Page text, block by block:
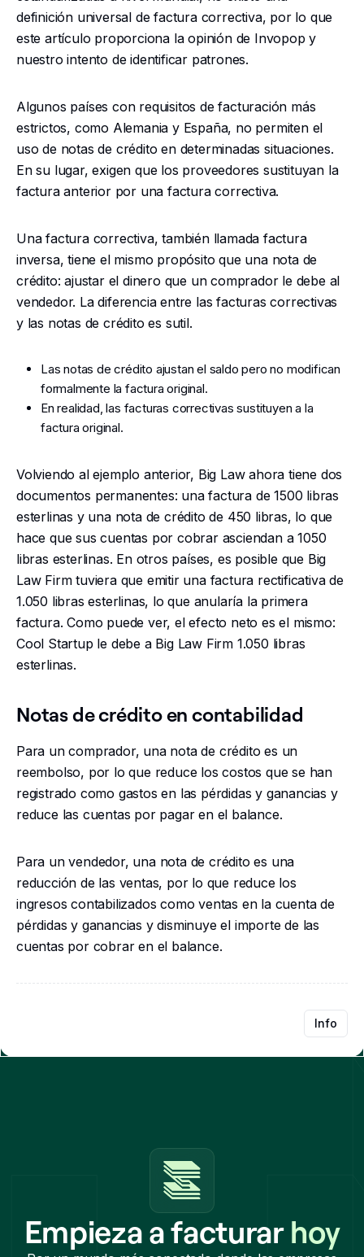
definición universal de factura correctiva, por lo que
este artículo proporciona la opinión de Invopop y
nuestro intento de identificar patrones.
Algunos países con requisitos de facturación más
estrictos, como Alemania y España, no permiten el
uso de notas de crédito en determinadas situaciones.
En su lugar, exigen que los proveedores sustituyan la
factura anterior por una factura correctiva.
Una factura correctiva, también llamada factura
inversa, tiene el mismo propósito que una nota de
crédito: ajustar el dinero que un comprador le debe al
vendedor. La diferencia entre las facturas correctivas
y las notas de crédito es sutil.
Las notas de crédito ajustan el saldo pero no modifican
formalmente la factura original.
En realidad, las facturas correctivas sustituyen a la
factura original.
Volviendo al ejemplo anterior, Big Law ahora tiene dos
documentos permanentes: una factura de 1500 libras
esterlinas y una nota de crédito de 450 libras, lo que
hace que sus cuentas por cobrar asciendan a 1050
libras esterlinas. En otros países, es posible que Big
Law Firm tuviera que emitir una factura rectificativa de
1.050 libras esterlinas, lo que anularía la primera
factura. Como puede ver, el efecto neto es el mismo:
Cool Startup le debe a Big Law Firm 1.050 libras
esterlinas.
Notas de crédito en contabilidad
Para un comprador, una nota de crédito es un
reembolso, por lo que reduce los costos que se han
registrado como gastos en las pérdidas y ganancias y
reduce las cuentas por pagar en el balance.
Para un vendedor, una nota de crédito es una
reducción de las ventas, por lo que reduce los
ingresos contabilizados como ventas en la cuenta de
pérdidas y ganancias y disminuye el importe de las
cuentas por cobrar en el balance.
Info
Empieza a facturarhoy